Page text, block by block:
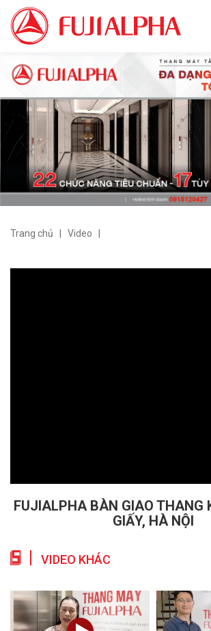
Trang chủ Video
FUJIALPHA BÀN GIAO THANG
GIẤY, HÀ NỘI
VIDEO KHÁC